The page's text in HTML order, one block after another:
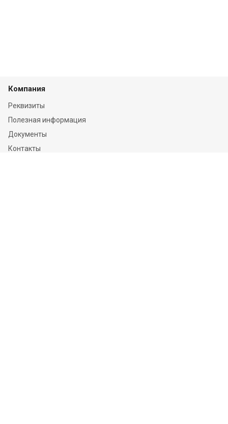
Компания
Реквизиты
Полезная информация
Документы
Контакты